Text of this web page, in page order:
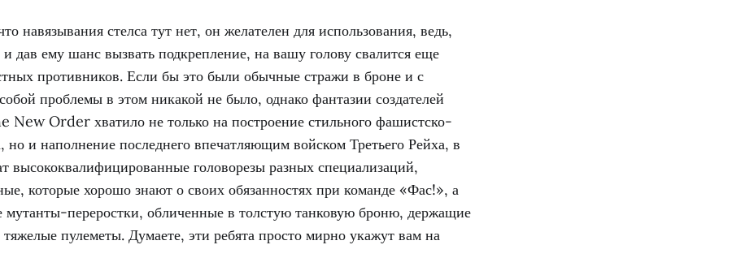
навязывания стелса тут нет, он желателен для использования, ведь,
дав ему шанс вызвать подкрепление, на вашу голову свалится еще
противников. Если бы это были обычные стражи в броне и с
проблемы в этом никакой не было, однако фантазии создателей
Order хватило не только на построение стильного фашистско-
но и наполнение последнего впечатляющим войском Третьего Рейха, в
высококвалифицированные головорезы разных специализаций,
которые хорошо знают о своих обязанностях при команде «Фас!», а
мутанты-переростки, обличенные в толстую танковую броню, держащие
пулеметы. Думаете, эти ребята просто мирно укажут вам на